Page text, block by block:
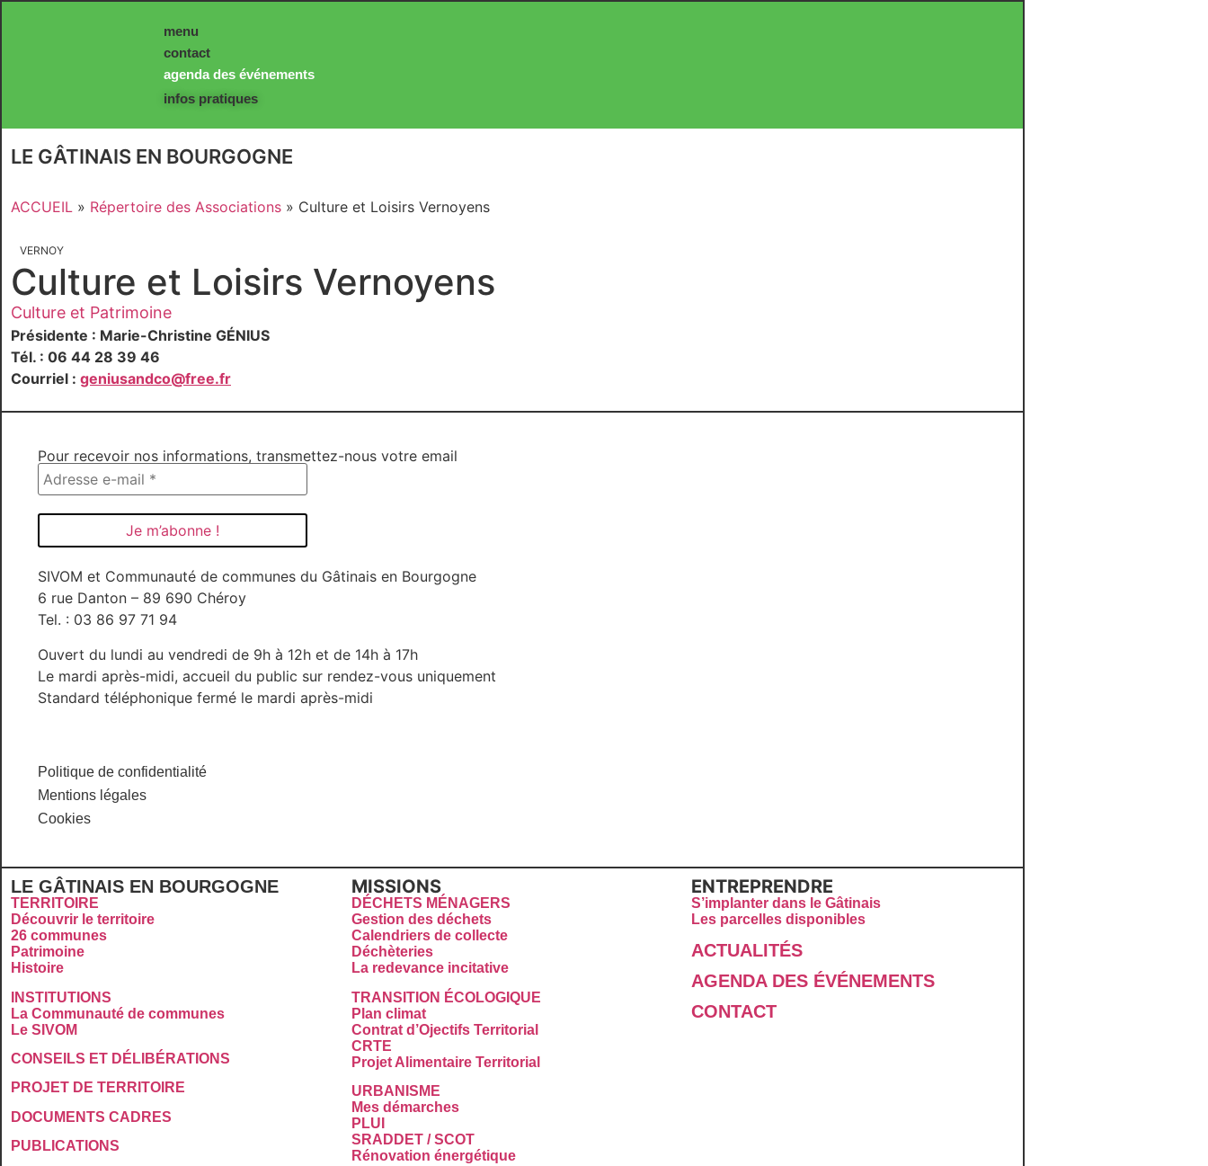
menu
contact
agenda des événements
infos pratiques
LE GÂTINAIS EN BOURGOGNE
ACCUEIL » Répertoire des Associations » Culture et Loisirs Vernoyens
VERNOY
Culture et Loisirs Vernoyens
Culture et Patrimoine
Présidente : Marie-Christine GÉNIUS
Tél. : 06 44 28 39 46
Courriel : geniusandco@free.fr
Pour recevoir nos informations, transmettez-nous votre email
SIVOM et Communauté de communes du Gâtinais en Bourgogne
6 rue Danton – 89 690 Chéroy
Tel. : 03 86 97 71 94
Ouvert du lundi au vendredi de 9h à 12h et de 14h à 17h
Le mardi après-midi, accueil du public sur rendez-vous uniquement
Standard téléphonique fermé le mardi après-midi
Politique de confidentialité
Mentions légales
Cookies
LE GÂTINAIS EN BOURGOGNE
TERRITOIRE
Découvrir le territoire
26 communes
Patrimoine
Histoire
INSTITUTIONS
La Communauté de communes
Le SIVOM
CONSEILS ET DÉLIBÉRATIONS
PROJET DE TERRITOIRE
DOCUMENTS CADRES
PUBLICATIONS
MISSIONS
DÉCHETS MÉNAGERS
Gestion des déchets
Calendriers de collecte
Déchèteries
La redevance incitative
TRANSITION ÉCOLOGIQUE
Plan climat
Contrat d’Ojectifs Territorial
CRTE
Projet Alimentaire Territorial
URBANISME
Mes démarches
PLUI
SRADDET / SCOT
Rénovation énergétique
ENTREPRENDRE
S’implanter dans le Gâtinais
Les parcelles disponibles
ACTUALITÉS
AGENDA DES ÉVÉNEMENTS
CONTACT